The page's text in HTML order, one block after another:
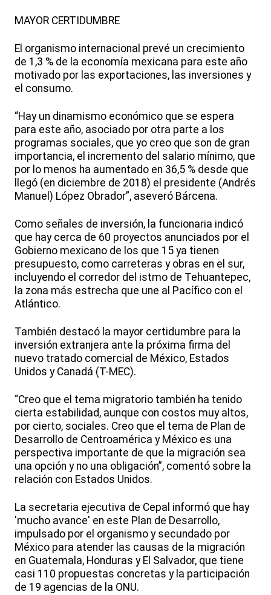
MAYOR CERTIDUMBRE
El organismo internacional prevé un crecimiento
de 1,3 % de la economía mexicana para este año
motivado por las exportaciones, las inversiones y
el consumo.
“Hay un dinamismo económico que se espera
para este año, asociado por otra parte a los
programas sociales, que yo creo que son de gran
importancia, el incremento del salario mínimo, que
por lo menos ha aumentado en 36,5 % desde que
llegó (en diciembre de 2018) el presidente (Andrés
Manuel) López Obrador”, aseveró Bárcena.
Como señales de inversión, la funcionaria indicó
que hay cerca de 60 proyectos anunciados por el
Gobierno mexicano de los que 15 ya tienen
presupuesto, como carreteras y obras en el sur,
incluyendo el corredor del istmo de Tehuantepec,
la zona más estrecha que une al Pacífico con el
Atlántico.
También destacó la mayor certidumbre para la
inversión extranjera ante la próxima firma del
nuevo tratado comercial de México, Estados
Unidos y Canadá (T-MEC).
“Creo que el tema migratorio también ha tenido
cierta estabilidad, aunque con costos muy altos,
por cierto, sociales. Creo que el tema de Plan de
Desarrollo de Centroamérica y México es una
perspectiva importante de que la migración sea
una opción y no una obligación”, comentó sobre la
relación con Estados Unidos.
La secretaria ejecutiva de Cepal informó que hay
'mucho avance' en este Plan de Desarrollo,
impulsado por el organismo y secundado por
México para atender las causas de la migración
en Guatemala, Honduras y El Salvador, que tiene
casi 110 propuestas concretas y la participación
de 19 agencias de la ONU.